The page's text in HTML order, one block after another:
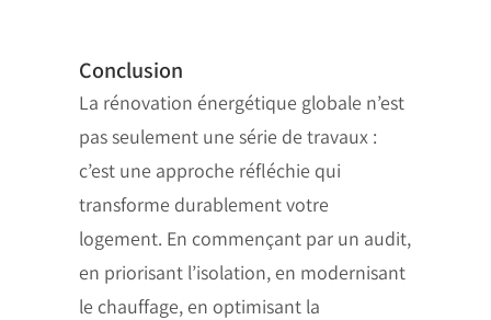
Conclusion
La rénovation énergétique globale n’est
pas seulement une série de travaux :
c’est une approche réfléchie qui
transforme durablement votre
logement. En commençant par un audit,
en priorisant l’isolation, en modernisant
le chauffage, en optimisant la